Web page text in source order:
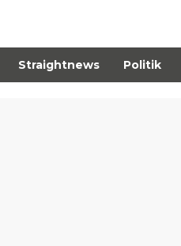
Straightnews Politik